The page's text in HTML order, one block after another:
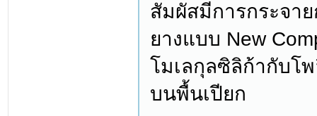
สัมผัสมีการกระจา
ยางแบบ New
โมเลกุลซิลิก้ากับโ
บนพื้นเปียก